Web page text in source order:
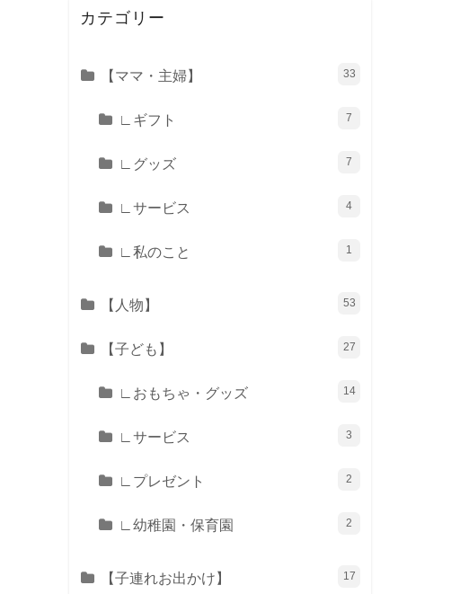
カテゴリー
【ママ・主婦】 33
∟ギフト 7
∟グッズ 7
∟サービス 4
∟私のこと 1
【人物】 53
【子ども】 27
∟おもちゃ・グッズ 14
∟サービス 3
∟プレゼント 2
∟幼稚園・保育園 2
【子連れお出かけ】 17